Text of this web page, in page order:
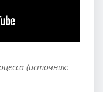
(источник: